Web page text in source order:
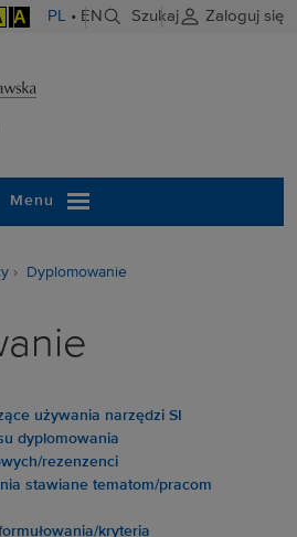
A PL • EN Szukaj Zaloguj się
Wydział
Menu
Dyplomowanie
używania narzędzi SI
dyplomowania
rezenzenci
stawiane tematom/pracom
/kryteria